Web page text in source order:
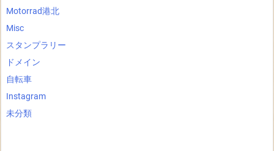
Motorrad港北
Misc
スタンプラリー
ドメイン
自転車
Instagram
未分類